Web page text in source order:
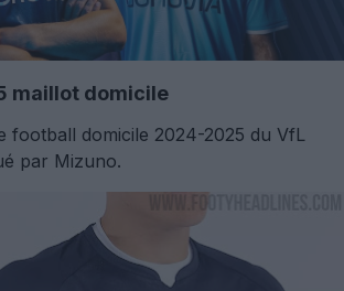
maillot domicile
football domicile 2024-2025 du VfL
par Mizuno.